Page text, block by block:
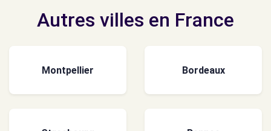
Autres villes en France
Montpellier Bordeaux